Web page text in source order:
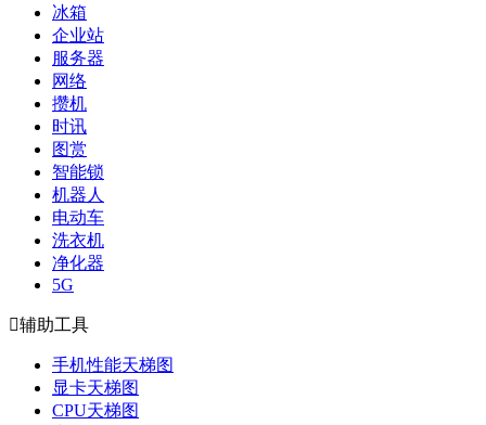
冰箱
企业站
服务器
网络
攒机
时讯
图赏
智能锁
机器人
电动车
洗衣机
净化器
5G
辅助工具
手机性能天梯图
显卡天梯图
CPU天梯图